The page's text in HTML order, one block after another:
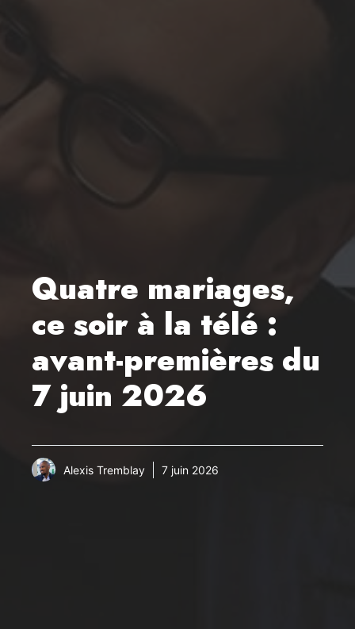
Quatre mariages,
ce soir à la télé :
avant-premières du
7 juin 2026
Alexis Tremblay 7 juin 2026